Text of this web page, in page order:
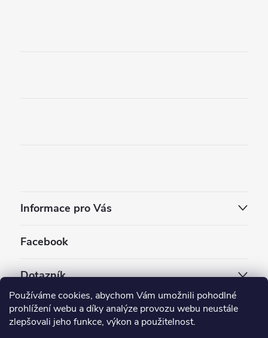
Používáme cookies, abychom Vám umožnili pohodlné
prohlížení webu a díky analýze provozu webu neustále
zlepšovali jeho funkce, výkon a použitelnost.
Informace pro Vás
Facebook
Dotazník
Jaký styl vapování vám vyhovuje ?